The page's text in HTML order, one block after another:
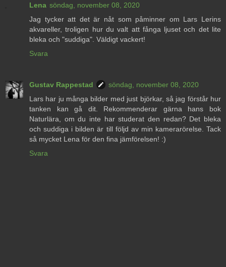
Lena söndag, november 08, 2020
Jag tycker att det är nåt som påminner om Lars Lerins
akvareller, troligen hur du valt att fånga ljuset och det lite
bleka och "suddiga". Väldigt vackert!
Svara
Gustav Rappestad
söndag, november 08, 2020
Lars har ju många bilder med just björkar, så jag förstår hur
tanken kan gå dit. Rekommenderar gärna hans bok
Naturlära, om du inte har studerat den redan? Det bleka
och suddiga i bilden är till följd av min kamerarörelse. Tack
så mycket Lena för den fina jämförelsen! :)
Svara